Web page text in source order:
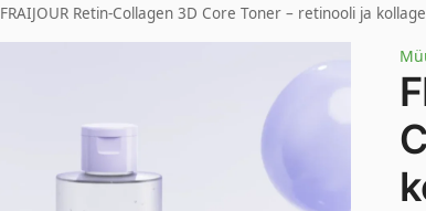
FRAIJOUR Retin-Collagen 3D Core Toner – retinooli ja